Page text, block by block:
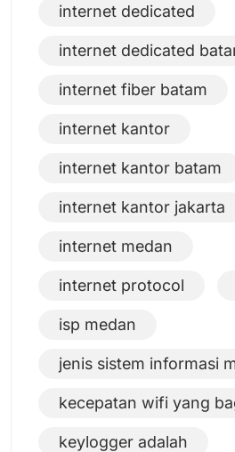
internet dedicated
internet dedicated
internet fiber batam
internet kantor
internet kantor batam
internet kantor jakarta
internet medan
internet protocol
isp medan
jenis sistem informasi
kecepatan wifi yang
keylogger adalah